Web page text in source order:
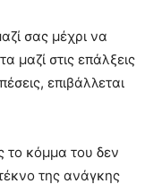
σας μέχρι να
μαζί στις επάλξεις
επιβάλλεται
το κόμμα του δεν
της ανάγκης